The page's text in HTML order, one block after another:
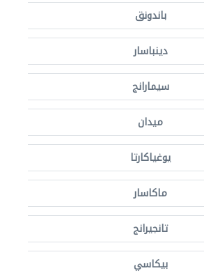
باندونق
دينباسار
سيمارانج
ميدان
يوغياكارتا
ماكاسار
تانجيرانج
بيكاسي